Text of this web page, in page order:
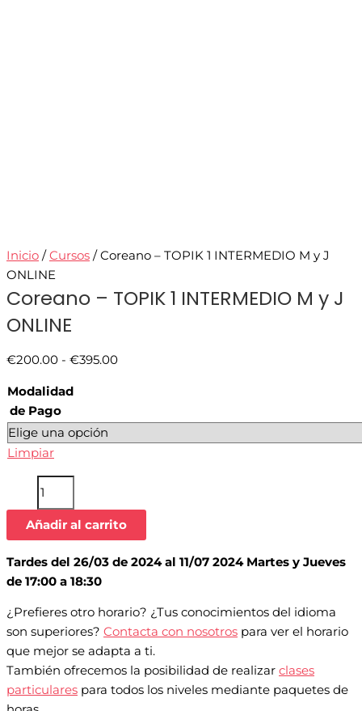
Inicio /Cursos / Coreano – TOPIK 1 INTERMEDIO M y J
ONLINE
Coreano – TOPIK 1 INTERMEDIO M y J
ONLINE
€200.00 - €395.00
Modalidad
de Pago
Limpiar
Añadir al carrito
Tardes del 26/03 de 2024 al 11/07 2024 Martes y Jueves
de 17:00 a 18:30
¿Prefieres otro horario? ¿Tus conocimientos del idioma
son superiores? Contacta con nosotros para ver el horario
que mejor se adapta a ti.
También ofrecemos la posibilidad de realizar clases
particulares para todos los niveles mediante paquetes de